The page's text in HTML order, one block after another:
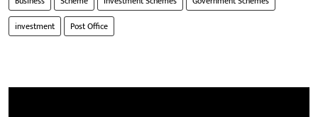
investment
Post Office